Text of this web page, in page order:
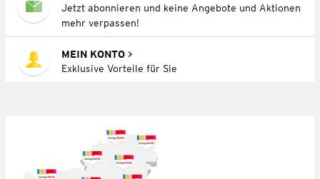
Jetzt abonnieren und keine Angebote und Aktionen
mehr verpassen!
MEIN KONTO
Exklusive Vorteile für Sie